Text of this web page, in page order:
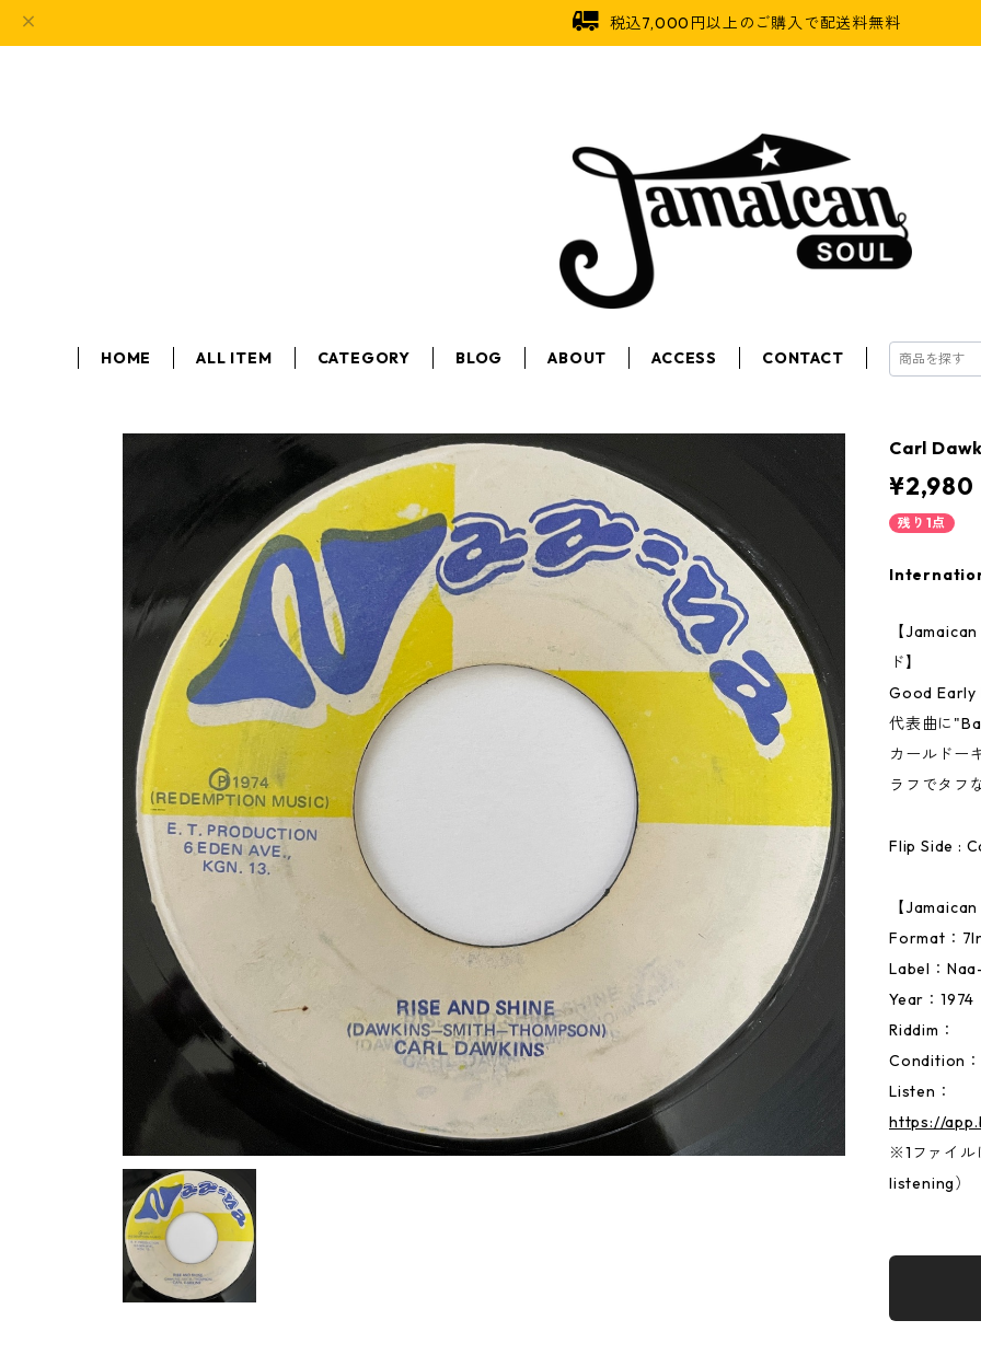
税込7,000円以上のご購入で配送料無料
HOME ALL ITEM CATEGORY BLOG ABOUT ACCESS CONTACT
Carl
¥2,980
残り1点
【
ド】
Good Early
代表曲に
カールドー
ラフでタフ
Flip Side :
【
Format：
Label：
Year：1974
Riddim：
Condition
Listen：
https://
※1ファイ
listening）